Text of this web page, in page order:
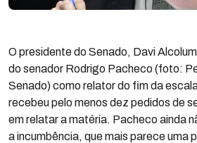
O presidente do Senado, Davi
do senador Rodrigo Pacheco (foto:
Senado) como relator do fim da
recebeu pelo menos dez pedidos de
em relatar a matéria. Pacheco ainda
a incumbência, que mais parece uma